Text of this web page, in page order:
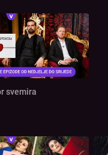
svemira